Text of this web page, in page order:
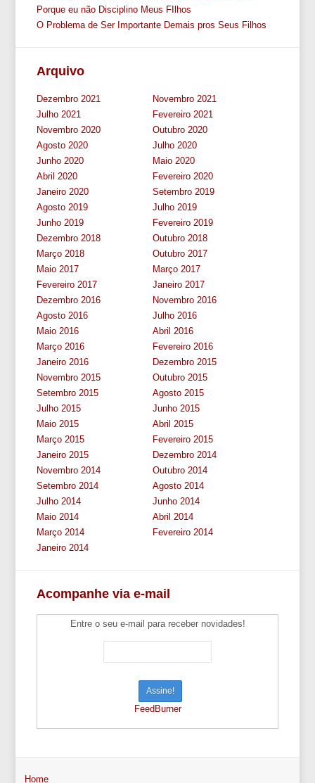
Porque eu não Disciplino Meus FIlhos
O Problema de Ser Importante Demais pros Seus Filhos
Arquivo
Dezembro 2021
Novembro 2021
Julho 2021
Fevereiro 2021
Novembro 2020
Outubro 2020
Agosto 2020
Julho 2020
Junho 2020
Maio 2020
Abril 2020
Fevereiro 2020
Janeiro 2020
Setembro 2019
Agosto 2019
Julho 2019
Junho 2019
Fevereiro 2019
Dezembro 2018
Outubro 2018
Março 2018
Outubro 2017
Maio 2017
Março 2017
Fevereiro 2017
Janeiro 2017
Dezembro 2016
Novembro 2016
Agosto 2016
Julho 2016
Maio 2016
Abril 2016
Março 2016
Fevereiro 2016
Janeiro 2016
Dezembro 2015
Novembro 2015
Outubro 2015
Setembro 2015
Agosto 2015
Julho 2015
Junho 2015
Maio 2015
Abril 2015
Março 2015
Fevereiro 2015
Janeiro 2015
Dezembro 2014
Novembro 2014
Outubro 2014
Setembro 2014
Agosto 2014
Julho 2014
Junho 2014
Maio 2014
Abril 2014
Março 2014
Fevereiro 2014
Janeiro 2014
Acompanhe via e-mail
Entre o seu e-mail para receber novidades!
FeedBurner
Home